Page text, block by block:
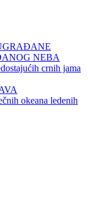
NEBA
crnih jama
okeana ledenih